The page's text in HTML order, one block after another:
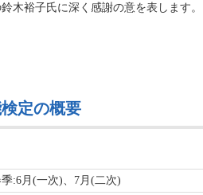
木裕子氏に深く感謝の意を表します。
定の概要
:6月(一次)、7月(二次)